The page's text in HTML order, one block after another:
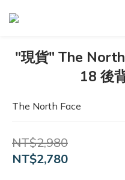
"現貨" The
18 後
The North Face
NT$2,980
NT$2,780